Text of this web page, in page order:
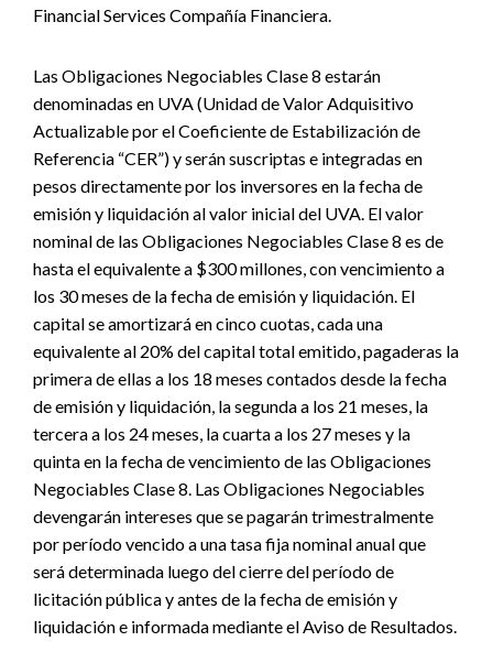
Financial Services Compañía Financiera.
Las Obligaciones Negociables Clase 8 estarán
denominadas en UVA (Unidad de Valor Adquisitivo
Actualizable por el Coeficiente de Estabilización de
Referencia “CER”) y serán suscriptas e integradas en
pesos directamente por los inversores en la fecha de
emisión y liquidación al valor inicial del UVA. El valor
nominal de las Obligaciones Negociables Clase 8 es de
hasta el equivalente a $300 millones, con vencimiento a
los 30 meses de la fecha de emisión y liquidación. El
capital se amortizará en cinco cuotas, cada una
equivalente al 20% del capital total emitido, pagaderas la
primera de ellas a los 18 meses contados desde la fecha
de emisión y liquidación, la segunda a los 21 meses, la
tercera a los 24 meses, la cuarta a los 27 meses y la
quinta en la fecha de vencimiento de las Obligaciones
Negociables Clase 8. Las Obligaciones Negociables
devengarán intereses que se pagarán trimestralmente
por período vencido a una tasa fija nominal anual que
será determinada luego del cierre del período de
licitación pública y antes de la fecha de emisión y
liquidación e informada mediante el Aviso de Resultados.